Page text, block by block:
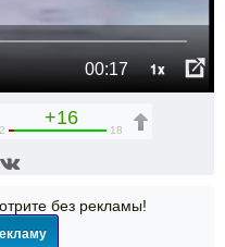
00:17 1x
+16
2 18
без рекламы!